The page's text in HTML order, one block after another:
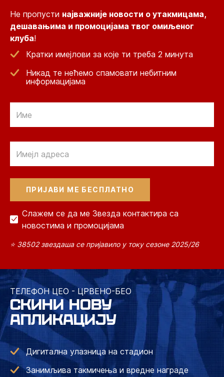
Не пропусти најважније новости о утакмицама,
дешавањима и промоцијама твог омиљеног
клуба!
Кратки имејлови за које ти треба 2 минута
Никад те нећемо спамовати небитним
информацијама
Слажем се да ме Звезда контактира са
новостима и промоцијама
⭐ 38502 звездаша се пријавило у току сезоне 2025/26
ТЕЛЕФОН ЦЕО - ЦРВЕНО-БЕО
СКИНИ НОВУ
АПЛИКАЦИЈУ
Дигитална улазница на стадион
Занимљива такмичења и вредне награде